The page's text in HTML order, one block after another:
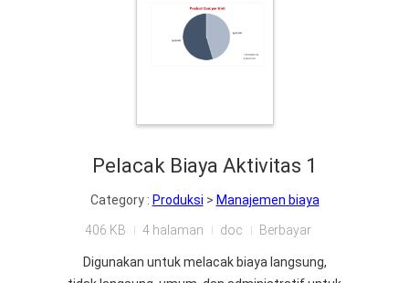
Pelacak Biaya Aktivitas 1
Category : Produksi > Manajemen biaya
406 KB 4 halaman doc Berbayar
Digunakan untuk melacak biaya langsung,